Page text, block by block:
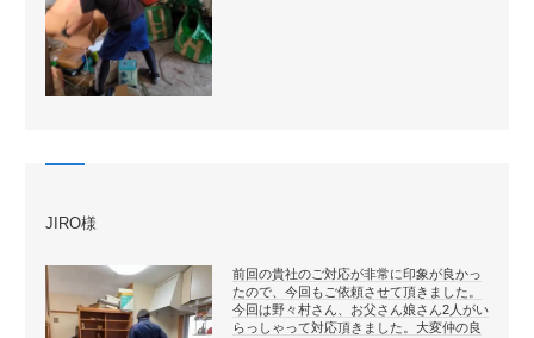
JIRO様
前回の貴社のご対応が非常に印象が良かっ
たので、今回もご依頼させて頂きました。
今回は野々村さん、お父さん娘さん2人がい
らっしゃって対応頂きました。大変仲の良